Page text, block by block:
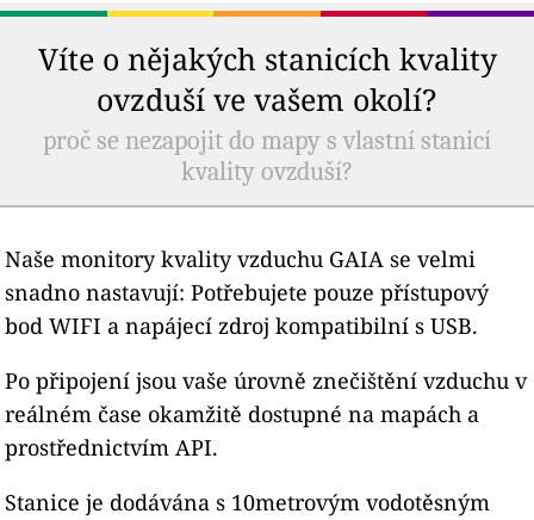
Víte o nějakých stanicích kvality
ovzduší ve vašem okolí?
proč se nezapojit do mapy s vlastní stanicí
kvality ovzduší?
Naše monitory kvality vzduchu GAIA se velmi
snadno nastavují: Potřebujete pouze přístupový
bod WIFI a napájecí zdroj kompatibilní s USB.
Po připojení jsou vaše úrovně znečištění vzduchu v
reálném čase okamžitě dostupné na mapách a
prostřednictvím API.
Stanice je dodávána s 10metrovým vodotěsným